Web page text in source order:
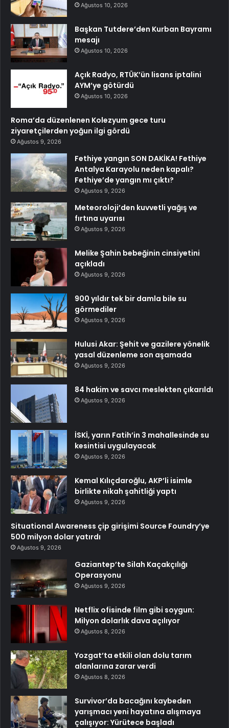
Ağustos 10, 2026
Başkan Tutdere’den Kurban Bayramı
mesajı
Ağustos 10, 2026
Açık Radyo, RTÜK’ün lisans iptalini
AYM’ye götürdü
Ağustos 10, 2026
Roma’da düzenlenen Kolezyum gece turu
ziyaretçilerden yoğun ilgi gördü
Ağustos 9, 2026
Fethiye yangın SON DAKİKA! Fethiye
Antalya Karayolu neden kapalı?
Fethiye’de yangın mı çıktı?
Ağustos 9, 2026
Meteoroloji’den kuvvetli yağış ve
fırtına uyarısı
Ağustos 9, 2026
Melike Şahin bebeğinin cinsiyetini
açıkladı
Ağustos 9, 2026
900 yıldır tek bir damla bile su
görmediler
Ağustos 9, 2026
Hulusi Akar: Şehit ve gazilere yönelik
yasal düzenleme son aşamada
Ağustos 9, 2026
84 hakim ve savcı meslekten çıkarıldı
Ağustos 9, 2026
İSKİ, yarın Fatih’in 3 mahallesinde su
kesintisi uygulayacak
Ağustos 9, 2026
Kemal Kılıçdaroğlu, AKP’li isimle
birlikte nikah şahitliği yaptı
Ağustos 9, 2026
Situational Awareness çip girişimi Source Foundry’ye
500 milyon dolar yatırdı
Ağustos 9, 2026
Gaziantep’te Silah Kaçakçılığı
Operasyonu
Ağustos 9, 2026
Netflix ofisinde film gibi soygun:
Milyon dolarlık dava açılıyor
Ağustos 8, 2026
Yozgat’ta etkili olan dolu tarım
alanlarına zarar verdi
Ağustos 8, 2026
Survivor’da bacağını kaybeden
yarışmacı yeni hayatına alışmaya
çalışıyor: Yürütece başladı